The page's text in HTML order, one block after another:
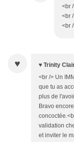
<br
<br
<br
♥ ♥ Trinity
<br /> Un
que tu as
plus de
Bravo
validation
et inviter le